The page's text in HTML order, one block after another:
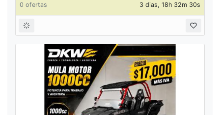
0 ofertas 3 dias, 18h 32m 30s